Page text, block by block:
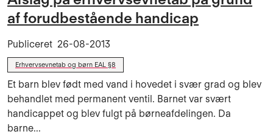
af forudbestående handicap
Publiceret 26-08-2013
Erhvervsevnetab og børn EAL §8
Et barn blev født med vand i hovedet i svær grad og blev
behandlet med permanent ventil. Barnet var svært
handicappet og blev fulgt på børneafdelingen. Da
barne...